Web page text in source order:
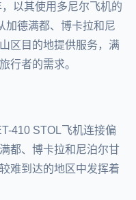
以其使用多尼尔飞机的
加德满都、博卡拉和尼
区目的地提供服务，满
行者的需求。
410 STOL飞机连接偏
都、博卡拉和尼泊尔甘
难到达的地区中发挥着